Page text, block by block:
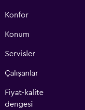
Konfor
Konum
Servisler
Çalışanlar
Fiyat-kalite
dengesi